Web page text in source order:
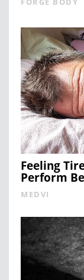
Feeling
Perform
MEDVI